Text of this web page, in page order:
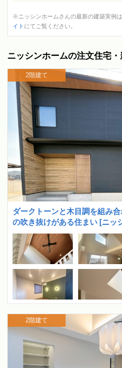
※ニッシンホームさんの最新の建築実例は
イト にてご覧ください。
ニッシンホームの注文住宅
ダークトーンと木目調を組み
の吹き抜けがある住まい [ニッ
2階建て
2階建て